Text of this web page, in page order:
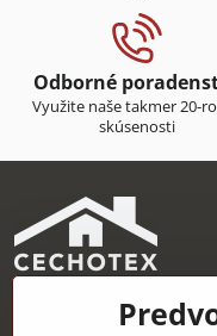
Odborné
Využite naše takmer 20-
skúsenosti
CECHOTEX s.r.o.